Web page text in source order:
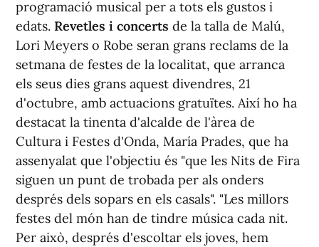
programació musical per a tots els gustos i
edats. Revetles i concerts de la talla de Malú,
Lori Meyers o Robe seran grans reclams de la
setmana de festes de la localitat, que arranca
els seus dies grans aquest divendres, 21
d'octubre, amb actuacions gratuïtes. Així ho ha
destacat la tinenta d'alcalde de l'àrea de
Cultura i Festes d'Onda, María Prades, que ha
assenyalat que l'objectiu és "que les Nits de Fira
siguen un punt de trobada per als onders
després dels sopars en els casals". "Les millors
festes del món han de tindre música cada nit.
Per això, després d'escoltar els joves, hem